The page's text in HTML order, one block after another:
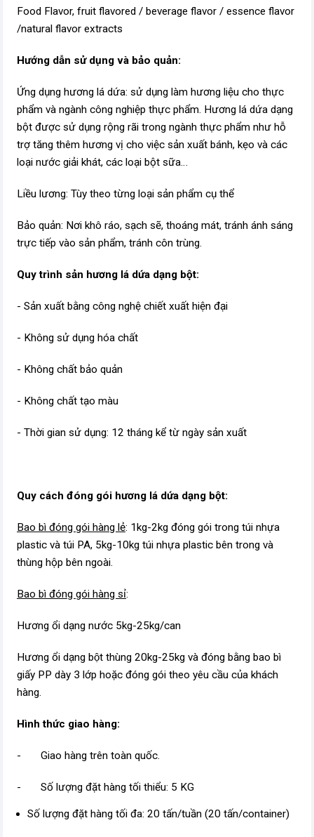
Food Flavor, fruit flavored / beverage flavor / essence flavor
/natural flavor extracts
Hướng dẫn sử dụng và bảo quản:
Ứng dụng hương lá dứa: sử dụng làm hương liệu cho thực
phẩm và ngành công nghiệp thực phẩm. Hương lá dứa dạng
bột được sử dụng rộng rãi trong ngành thực phẩm như hỗ
trợ tăng thêm hương vị cho việc sản xuất bánh, kẹo và các
loại nước giải khát, các loại bột sữa…
Liều lương: Tùy theo từng loại sản phẩm cụ thể
Bảo quản: Nơi khô ráo, sạch sẽ, thoáng mát, tránh ánh sáng
trực tiếp vào sản phẩm, tránh côn trùng.
Quy trình sản hương lá dứa dạng bột:
- Sản xuất bằng công nghệ chiết xuất hiện đại
- Không sử dụng hóa chất
- Không chất bảo quản
- Không chất tạo màu
- Thời gian sử dụng: 12 tháng kể từ ngày sản xuất
Quy cách đóng gói hương lá dứa dạng bột:
Bao bì đóng gói hàng lẻ: 1kg-2kg đóng gói trong túi nhựa
plastic và túi PA, 5kg-10kg túi nhựa plastic bên trong và
thùng hộp bên ngoài.
Bao bì đóng gói hàng sỉ:
Hương ổi dạng nước 5kg-25kg/can
Hương ổi dạng bột thùng 20kg-25kg và đóng bằng bao bì
giấy PP dày 3 lớp hoặc đóng gói theo yêu cầu của khách
hàng.
Hình thức giao hàng:
- Giao hàng trên toàn quốc.
- Số lượng đặt hàng tối thiểu: 5 KG
Số lượng đặt hàng tối đa: 20 tấn/tuần (20 tấn/container)